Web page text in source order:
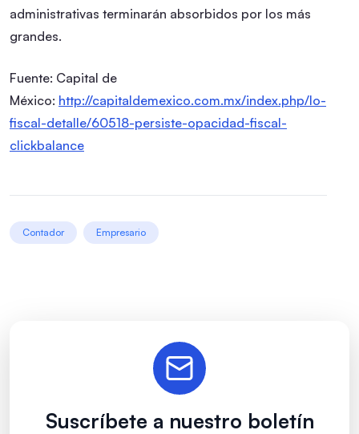
administrativas terminarán absorbidos por los más
grandes.
Fuente: Capital de
México: http://capitaldemexico.com.mx/index.php/lo-
fiscal-detalle/60518-persiste-opacidad-fiscal-
clickbalance
Contador Empresario
Suscríbete a nuestro boletín